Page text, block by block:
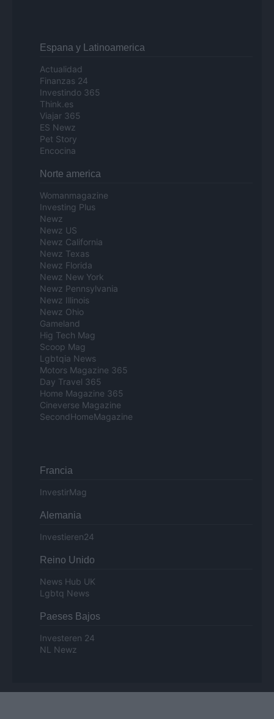
Espana y Latinoamerica
Actualidad
Finanzas 24
Investindo 365
Think.es
Viajar 365
ES Newz
Pet Story
Encocina
Norte america
Womanmagazine
Investing Plus
Newz
Newz US
Newz California
Newz Texas
Newz Florida
Newz New York
Newz Pennsylvania
Newz Illinois
Newz Ohio
Gameland
Hig Tech Mag
Scoop Mag
Lgbtqia News
Motors Magazine 365
Day Travel 365
Home Magazine 365
Cineverse Magazine
SecondHomeMagazine
Francia
InvestirMag
Alemania
Investieren24
Reino Unido
News Hub UK
Lgbtq News
Paeses Bajos
Investeren 24
NL Newz